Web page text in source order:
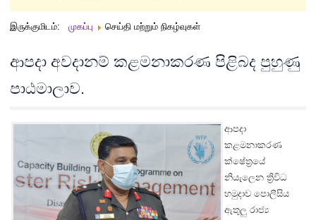
இருக்குமிடம்: முகப்பு செய்தி மற்றும் நிகழ்வுகள்
ආපදා අවදානම් කළමනාකරණ පිළිබද පුහුණු
පාඨමාලාව.
ආපදා
කළමනාකරණ
ක්ෂේත්‍රයේ
නියැලෙන ත්‍රිවිධ
හමුදාව පොලීසිය
ඇතුලු රාජ්‍ය